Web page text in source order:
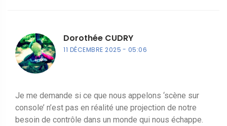
Dorothée CUDRY
11 DÉCEMBRE 2025 05:06
Je me demande si ce que nous appelons ‘scène sur
console’ n’est pas en réalité une projection de notre
besoin de contrôle dans un monde qui nous échappe.